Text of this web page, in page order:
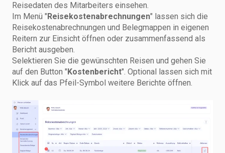
Reisedaten des Mitarbeiters einsehen.
Im Menü " Reisekostenabrechnungen" lassen sich die
Reisekostenabrechnungen und Belegmappen in eigenen
Reitern zur Einsicht öffnen oder zusammenfassend als
Bericht ausgeben.
Selektieren Sie die gewünschten Reisen und gehen Sie
auf den Button " Kostenbericht". Optional lassen sich mit
Klick auf das Pfeil-Symbol weitere Berichte öffnen.